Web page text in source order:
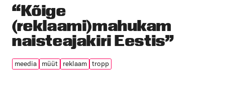
“Kõige
(reklaami)mahukam
naisteajakiri Eestis”
meedia müüt reklaam tropp